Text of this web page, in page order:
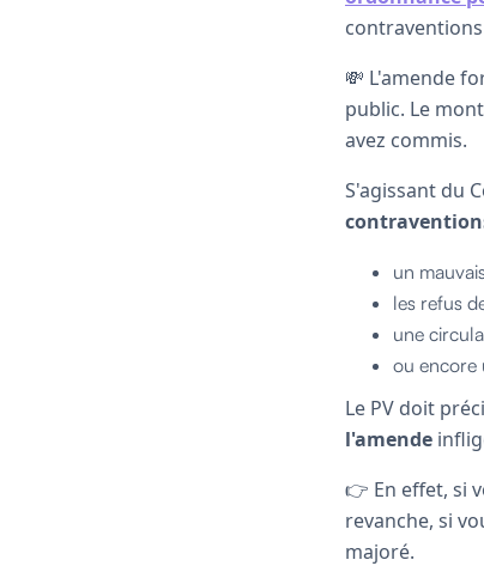
💸 L'amende
public. Le
avez commis.
S'agissant du
un
les refus
une
ou encore
Le PV doit
l'amende
👉 En effet, si
revanche, si
majoré.